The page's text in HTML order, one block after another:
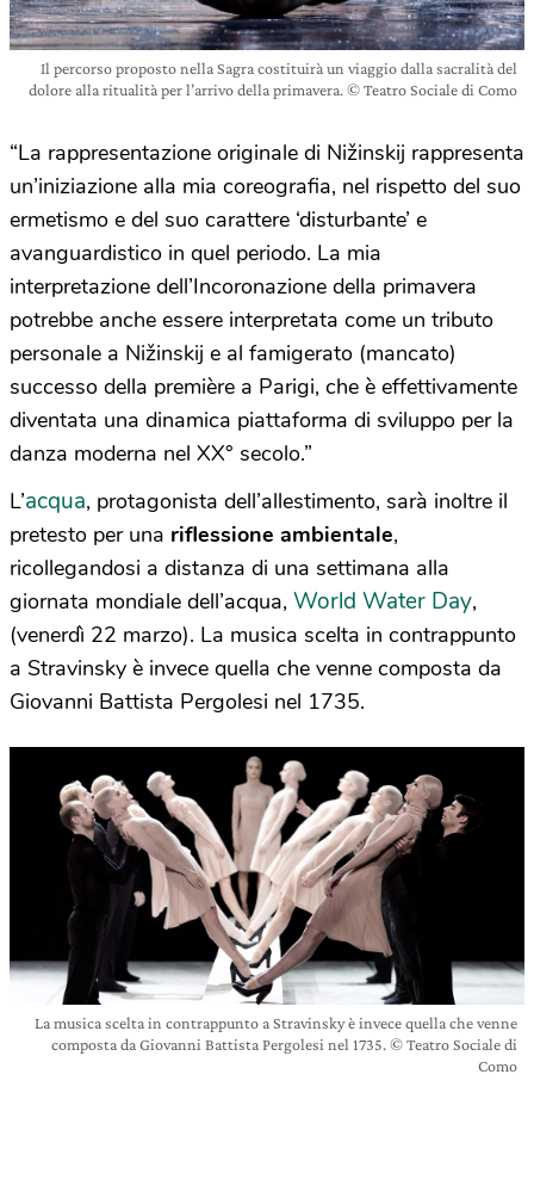
Il percorso proposto nella Sagra costituirà un viaggio dalla sacralità del
dolore alla ritualità per l’arrivo della primavera. © Teatro Sociale di Como
“La rappresentazione originale di Nižinskij rappresenta
un’iniziazione alla mia coreografia, nel rispetto del suo
ermetismo e del suo carattere ‘disturbante’ e
avanguardistico in quel periodo. La mia
interpretazione dell’Incoronazione della primavera
potrebbe anche essere interpretata come un tributo
personale a Nižinskij e al famigerato (mancato)
successo della première a Parigi, che è effettivamente
diventata una dinamica piattaforma di sviluppo per la
danza moderna nel XX° secolo.”
L’acqua, protagonista dell’allestimento, sarà inoltre il
pretesto per una riflessione ambientale,
ricollegandosi a distanza di una settimana alla
giornata mondiale dell’acqua, World Water Day,
(venerdì 22 marzo). La musica scelta in contrappunto
a Stravinsky è invece quella che venne composta da
Giovanni Battista Pergolesi nel 1735.
La musica scelta in contrappunto a Stravinsky è invece quella che venne
composta da Giovanni Battista Pergolesi nel 1735. © Teatro Sociale di
Como